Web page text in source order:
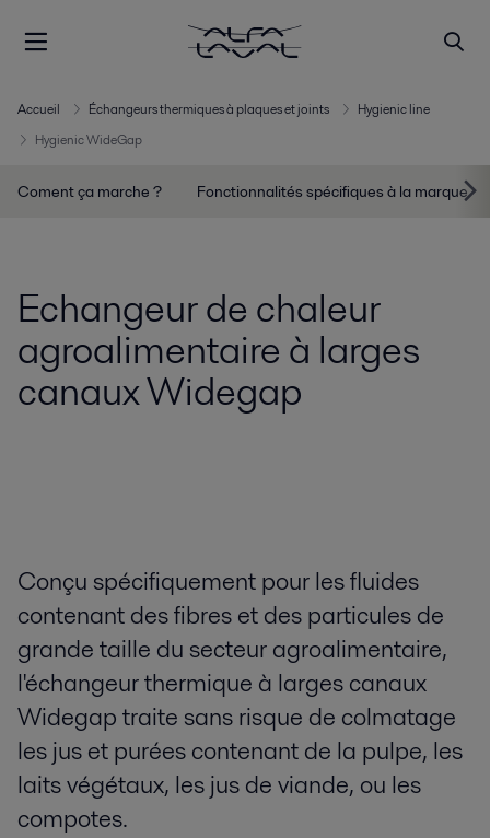
Accueil Échangeurs thermiques à plaques et joints
Hygienic line
Hygienic WideGap
Coment ça marche ? Fonctionnalités spécifiques à la marque
Echangeur de chaleur
agroalimentaire à larges
canaux Widegap
Conçu spécifiquement pour les fluides
contenant des fibres et des particules de
grande taille du secteur agroalimentaire,
l'échangeur thermique à larges canaux
Widegap traite sans risque de colmatage
les jus et purées contenant de la pulpe, les
laits végétaux, les jus de viande, ou les
compotes.